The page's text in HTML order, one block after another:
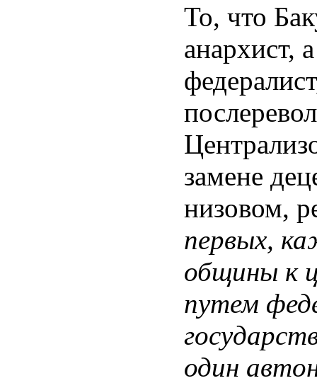
То, что
анархист,
замене
низовом,
первых,
общины к
путем
один